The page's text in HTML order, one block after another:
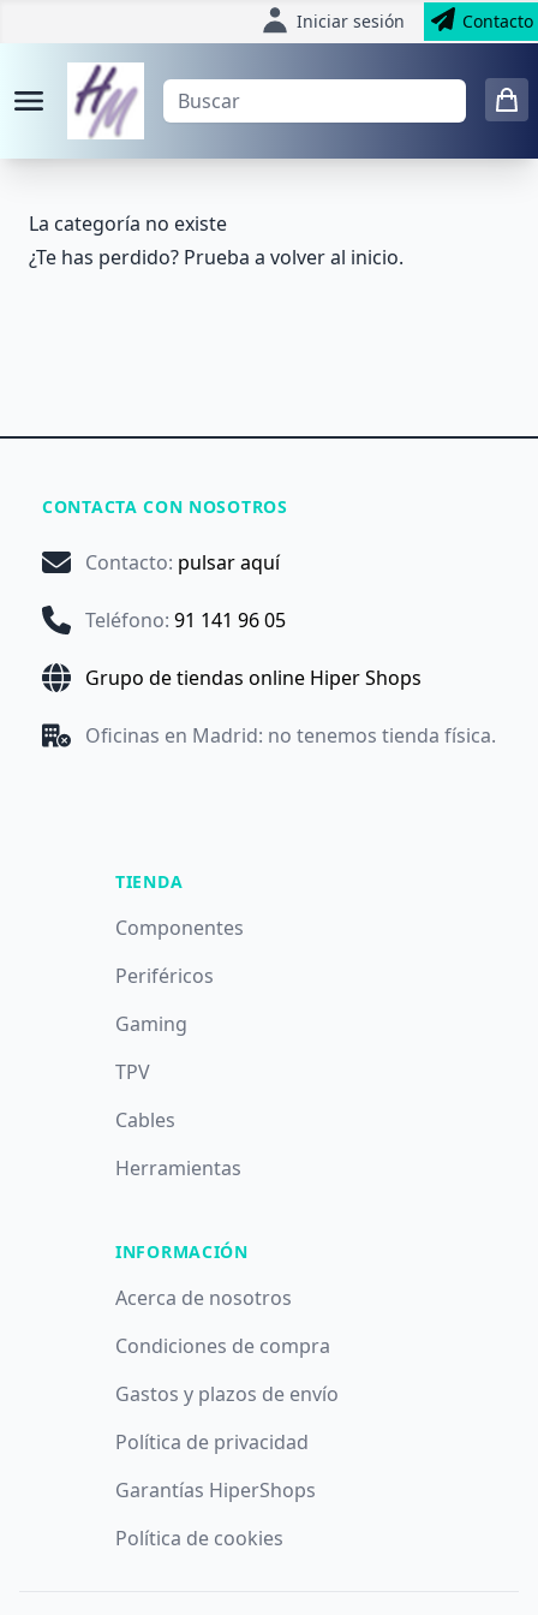
Iniciar sesión Contacto
La categoría no existe
¿Te has perdido? Prueba a volver al inicio.
CONTACTA CON NOSOTROS
Contacto: pulsar aquí
Teléfono: 91 141 96 05
Grupo de tiendas online Hiper Shops
Oficinas en Madrid: no tenemos tienda física.
TIENDA
Componentes
Periféricos
Gaming
TPV
Cables
Herramientas
INFORMACIÓN
Acerca de nosotros
Condiciones de compra
Gastos y plazos de envío
Política de privacidad
Garantías HiperShops
Política de cookies